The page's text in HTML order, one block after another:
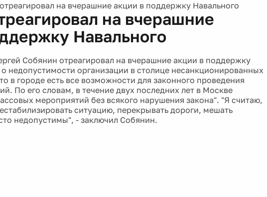
на вчерашние акции в поддержку Навального
на вчерашние
Навального
Собянин отреагировал на вчерашние акции в поддержку
о недопустимости организации в столице несанкционированных
в городе есть все возможности для законного проведения
По его словам, в течение двух последних лет в Москве
мероприятий без всякого нарушения закона". "Я считаю,
ситуацию, перекрывать дороги, мешать
недопустимы", - заключил Собянин.